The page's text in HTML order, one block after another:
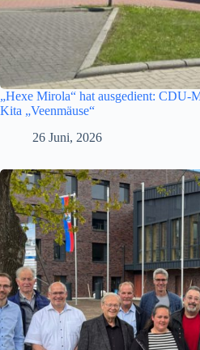
„Hexe Mirola“ hat ausgedient: CDU-
Kita „Veenmäuse“
26 Juni, 2026